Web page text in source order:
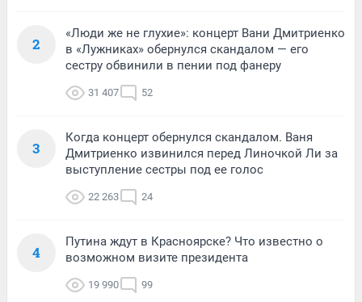
2
«Люди же не глухие»: концерт Вани Дмитриенко
в «Лужниках» обернулся скандалом — его
сестру обвинили в пении под фанеру
31 407 52
3
Когда концерт обернулся скандалом. Ваня
Дмитриенко извинился перед Линочкой Ли за
выступление сестры под ее голос
22 263 24
4
Путина ждут в Красноярске? Что известно о
возможном визите президента
19 990 99